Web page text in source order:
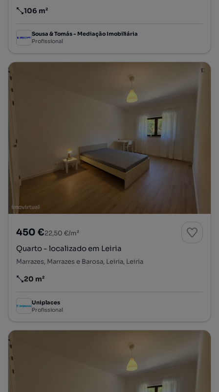
Preço por metro quadrado
106 m²
Sousa & Tomás - Mediação Imobiliária
Profissional
450 €22,50 €/m²
Quarto - localizado em Leiria
Marrazes, Marrazes e Barosa, Leiria, Leiria
Preço por metro quadrado
20 m²
Uniplaces
Profissional